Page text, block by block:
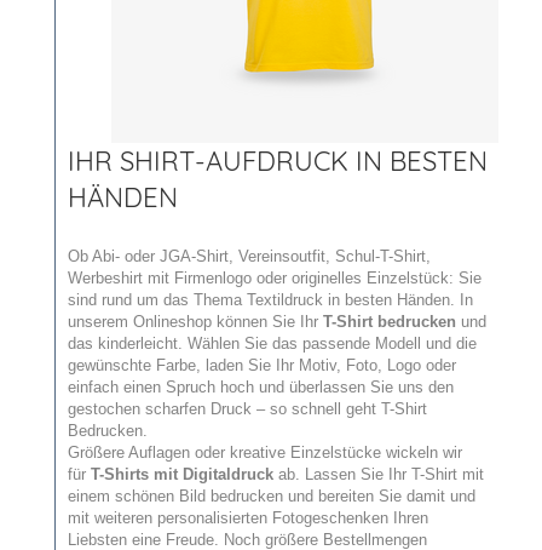
IHR SHIRT-AUFDRUCK IN BESTEN
HÄNDEN
Ob Abi- oder JGA-Shirt, Vereinsoutfit, Schul-T-Shirt,
Werbeshirt mit Firmenlogo oder originelles Einzelstück: Sie
sind rund um das Thema Textildruck in besten Händen. In
unserem Onlineshop können Sie Ihr T-Shirt bedrucken und
das kinderleicht. Wählen Sie das passende Modell und die
gewünschte Farbe, laden Sie Ihr Motiv, Foto, Logo oder
einfach einen Spruch hoch und überlassen Sie uns den
gestochen scharfen Druck – so schnell geht T-Shirt
Bedrucken.
Größere Auflagen oder kreative Einzelstücke wickeln wir
für T-Shirts mit Digitaldruckab. Lassen Sie Ihr T-Shirt mit
einem schönen Bild bedrucken und bereiten Sie damit und
mit weiteren personalisierten Fotogeschenken Ihren
Liebsten eine Freude. Noch größere Bestellmengen